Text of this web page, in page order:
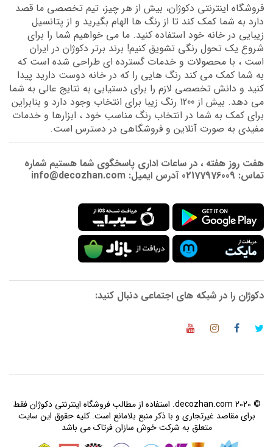
فروشگاه اینترنتی دکوژان، بیش از هر چیز، تیم تخصصی ما قصد
دارد به شما کمک کند تا از رنگ ها الهام بگیرید و از پتانسیل
زیبایی در خانه خود استفاده کنید. ما می خواهیم شما را برای
شروع یک تحول رنگی تشویق کنیم! برند برتر دکوژان در ایران
است ، با محصولات و خدمات گسترده ای طراحی شده است که
به شما کمک می کند رنگ هایی را که در خانه دوست دارید پیدا
کنید و دانش تخصصی لازم را برای دستیابی به نتایج عالی به شما
می دهد. بیش از 1200 رنگ زیبا برای انتخاب وجود دارد و بنابراین
برای کمک به شما در انتخاب رنگ مناسب خود ، ابزارها و خدمات
مفیدی به صورت آنلاین و فروشگاهی در دسترس است.
هفت روز هفته ، در ساعات اداری پاسخگوی شما هستیم شماره
تماس: 02177976009 آدرس ایمیل: info@decozhan.com
دکوژان را در شبکه های اجتماعی دنبال کنید:
© 2020 decozhan.com. استفاده از مطالب فروشگاه اینترنتی دکوژان فقط
برای مقاصد غیرتجاری و با ذکر منبع بلامانع است. کلیه حقوق این سایت
متعلق به شرکت خوش سازان فرتاک می باشد